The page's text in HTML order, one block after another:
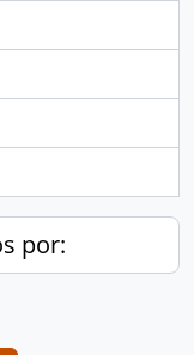
por: